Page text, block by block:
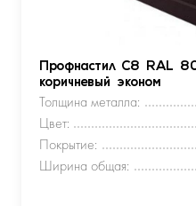
Профнастил С8 RAL
коричневый эконом
Толщина металла:
Цвет:
Покрытие:
Ширина общая: